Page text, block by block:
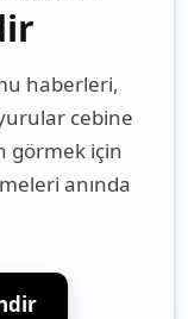
haberleri,
cebine
görmek için
anında